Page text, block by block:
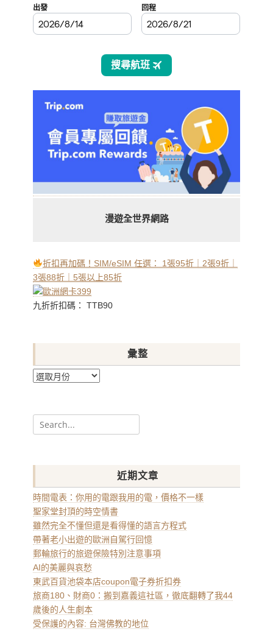
漫遊全世界網路
折扣再加碼！SIM/eSIM 任選： 1張95折｜2張9折｜
3張88折｜5張以上85折
九折折扣碼： TTB90
彙整
彙
Search
for:
近期文章
時間電表：你用的電跟我用的電，價格不一樣
聖家堂封頂的時空情書
雖然完全不懂但還是看得懂的語言方程式
帶著老小出遊的歐洲自駕行回憶
郵輪旅行的旅遊保險特別注意事項
AI的美麗與哀愁
東武百貨池袋本店coupon電子券折扣券
旅商180、財商0：搬到嘉義這社區，徹底翻轉了我44
歲後的人生劇本
受保護的內容: 台灣佛教的地位